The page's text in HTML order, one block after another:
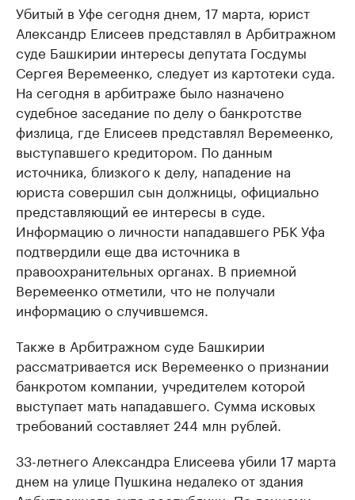
Убитый в Уфе сегодня днем, 17 марта, юрист
Александр Елисеев представлял в Арбитражном
суде Башкирии интересы депутата Госдумы
Сергея Веремеенко, следует из картотеки суда.
На сегодня в арбитраже было назначено
судебное заседание по делу о банкротстве
физлица, где Елисеев представлял Веремеенко,
выступавшего кредитором. По данным
источника, близкого к делу, нападение на
юриста совершил сын должницы, официально
представляющий ее интересы в суде.
Информацию о личности нападавшего РБК Уфа
подтвердили еще два источника в
правоохранительных органах. В приемной
Веремеенко отметили, что не получали
информацию о случившемся.
Также в Арбитражном суде Башкирии
рассматривается иск Веремеенко о признании
банкротом компании, учредителем которой
выступает мать нападавшего. Сумма исковых
требований составляет 244 млн рублей.
33-летнего Александра Елисеева убили 17 марта
днем на улице Пушкина недалеко от здания